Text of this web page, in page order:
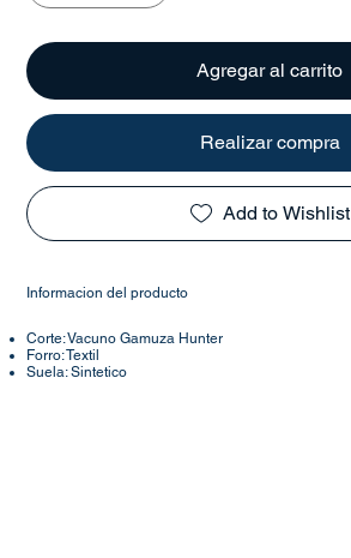
Agregar al carrito
Realizar compra
Add to Wishlist
Informacion del producto
Corte: Vacuno Gamuza Hunter
Forro: Textil
Suela: Sintetico